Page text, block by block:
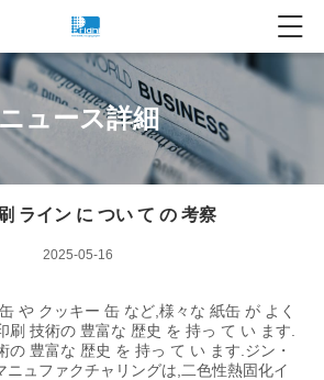
ニュース詳細
ライン に つい て の 考察
2025-05-16
や クッキー 缶 など,様々な 紙缶 が よく
刷 技術の 豊富な 歴史 を 持っ て い ます.
の 豊富な 歴史 を 持っ て い ます.ジン・
ニュファクチャリングは,二色性熱固化イ